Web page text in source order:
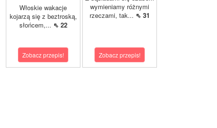
Włoskie wakacje
kojarzą się z beztroską,
słońcem,... ⇖ 22
Zobacz przepis!
wymieniamy różnymi
rzeczami, tak... ⇖ 31
Zobacz przepis!